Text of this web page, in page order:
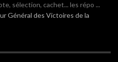
sélection, cachet... les répo ...
Général des Victoires de la